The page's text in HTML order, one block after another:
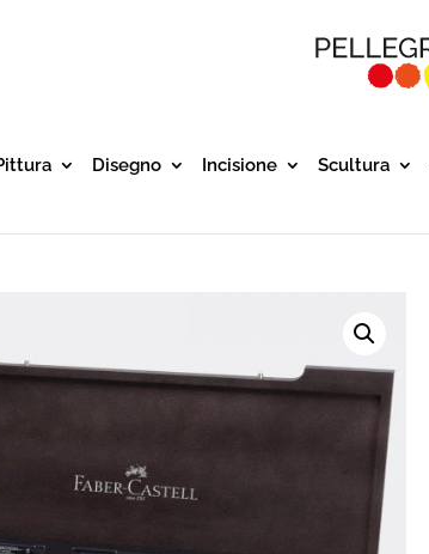
Disegno Incisione Scultura